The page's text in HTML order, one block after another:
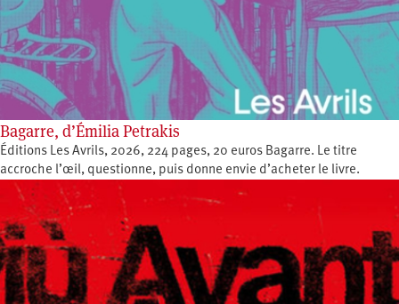
Bagarre, d’Émilia Petrakis
Éditions Les Avrils, 2026, 224 pages, 20 euros Bagarre. Le titre
accroche l’œil, questionne, puis donne envie d’acheter le livre.